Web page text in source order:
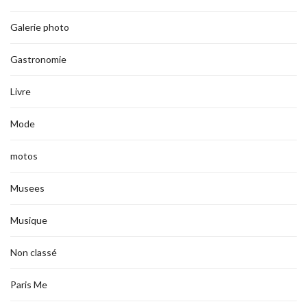
Galerie photo
Gastronomie
Livre
Mode
motos
Musees
Musique
Non classé
Paris Me